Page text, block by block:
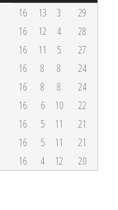
16 13 3
29
16 12 4
28
16 11 5
27
16 8 8
24
16 8 8
24
16 6 10
22
16 5 11
21
16 5 11
21
16 4 12 20